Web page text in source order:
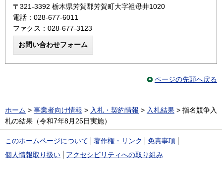
〒321-3392 栃木県芳賀郡芳賀町大字祖母井1020
電話：028-677-6011
ファクス：028-677-3123
ページの先頭へ戻る
ホーム > 事業者向け情報 > 入札・契約情報 > 入札結果 > 指名競争入
札の結果（令和7年8月25日実施）
このホームページについて 著作権・リンク
免責事項
個人情報取り扱い
アクセシビリティへの取り組み